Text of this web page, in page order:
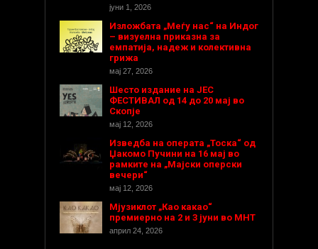
јуни 1, 2026
Изложбата „Меѓу нас“ на Индог
– визуелна приказна за
емпатија, надеж и колективна
грижа
мај 27, 2026
Шесто издание на ЈЕС
ФЕСТИВАЛ од 14 до 20 мај во
Скопје
мај 12, 2026
Изведба на операта „Тоска“ од
Џакомо Пучини на 16 мај во
рамките на „Мајски оперски
вечери“
мај 12, 2026
Мјузиклот „Као какао“
премиерно на 2 и 3 јуни во МНТ
април 24, 2026